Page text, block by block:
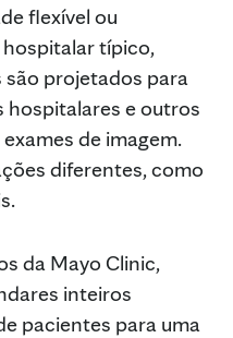
flexível ou
típico,
projetados para
hospitalares e outros
de imagem.
diferentes, como
da Mayo Clinic,
inteiros
pacientes para uma